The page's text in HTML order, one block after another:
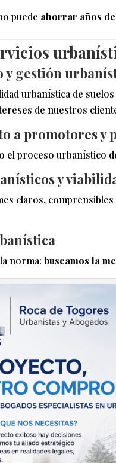
puede ahorrar años
y gestión
urbanística de
de nuestros
a promotores y
el proceso urbanístico
y
claros,
norma:buscamos la